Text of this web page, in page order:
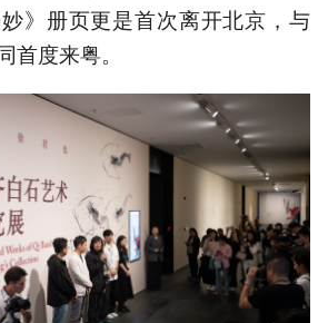
》册页更是首次离开北京，与
首度来粤。